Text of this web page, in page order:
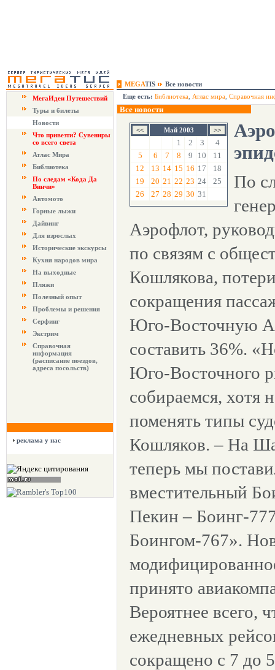
MEGATIS
Все новости
МегаИдеи Путешествий
Туры и билеты
Новости
Что привезти? Сувениры
со всего света
Атлас Мира
Библиотека
По следам «Кода Да
Винчи»
Автомото
Горные лыжи
Дайвинг
Для взрослых
Исторические экскурсы
Кухня народов мира
На выходные
Пляжи
Полезный опыт
Проблемы и решения
Серфинг
Экстрим
Справочная
информация
(расписание поездов,
адреса посольств)
реклама у нас
Еще есть: Библиотека Атлас мира Справочная
Все новости
Май 2003
1 2 3
4
5
6 7 8 9 10
11
12
13 14 15 16 17
18
19
20 21 22 23 24
25
26
27 28 29 30 31
По
Аэрофлот,
по связям с
Кошлякова,
сокращения
Юго-Восточную
составить 36%.
Юго-Восточного
собираемся, хотя
поменять типы
Кошляков. – На
теперь мы
вместительный
Пекин – Боинг-
Боингом-767».
принято
Вероятнее всего,
ежедневных
сокращено с 7 до